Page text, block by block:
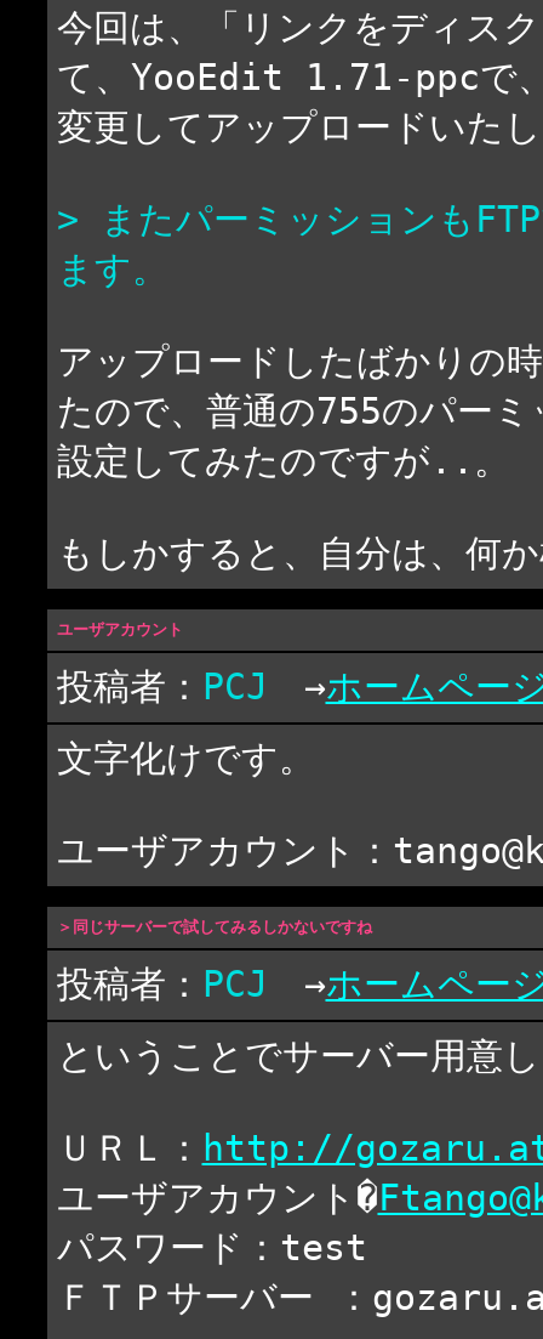
今回は、「リンクをディス
て、YooEdit 1.71-ppc
変更してアップロードいた
> またパーミッションも
ます。
アップロードしたばかりの
たので、普通の755のパー
設定してみたのですが..。
もしかすると、自分は、何
ユーザアカウント
投稿者： PCJ →ホームペー
文字化けです。
ユーザアカウント：
＞同じサーバーで試してみるしかないですね
投稿者： PCJ →ホームペー
ということでサーバー用意
ＵＲＬ： http://
ユーザアカウント�
パスワード：test
ＦＴＰサーバー ：